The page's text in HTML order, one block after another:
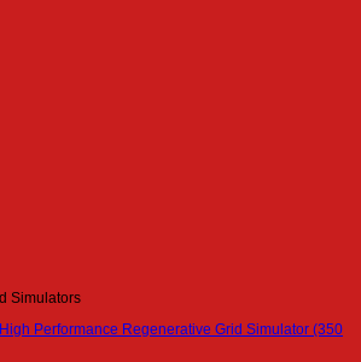
Simulators
Performance Regenerative Grid Simulator (350